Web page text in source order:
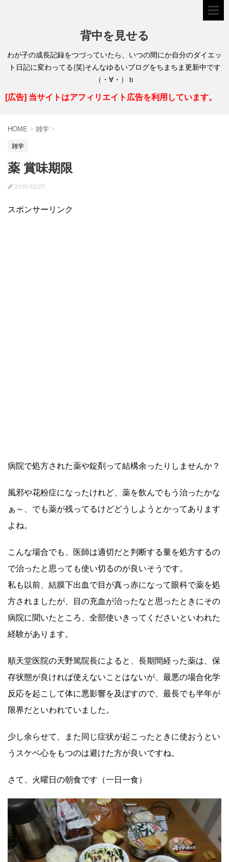
背中を見せる
わが子の成長記録をつづっていたら、いつの間にか自分のダイエッ
ト日記に変わってる(笑)そんなゆるいブログをちまちま更新中です
（・∀・）ｂ
[広告] 当サイトはアフィリエイト広告を利用しています。
HOME > 雑学 >
雑学
薬 賞味期限
2019/12/27
スポンサーリンク
病院で処方された薬や錠剤って結構余ったりしませんか？
風邪や花粉症になったけれど、薬を飲んでもう治ったかな
ぁ～、でも薬が残ってるけどどうしようとかってあります
よね。
こんな場合でも、医師は適切だと判断する量を処方するの
で治ったと思っても使い切るのが良いそうです。
私も以前、結膜下出血で目が真っ赤になって眼科で薬を処
方されましたが、目の充血が治ったなと思ったときにその
病院に聞いたところ、全部使いきってくださいといわれた
経験があります。
順天堂医院の天野篤院長によると、長期間経った薬は、保
存状態が良ければ使えないことはないが、最悪の場合化学
反応を起こして体に悪影響を及ぼすので、最長でも半年が
限界だといわれていました。
少し余らせて、また同じ症状が起こったときに使おうとい
うスケベ心をもつのは避けた方が良いですね。
さて、火曜日の朝食です（一日一食）